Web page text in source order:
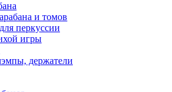
и томов
перкуссии
игры
держатели